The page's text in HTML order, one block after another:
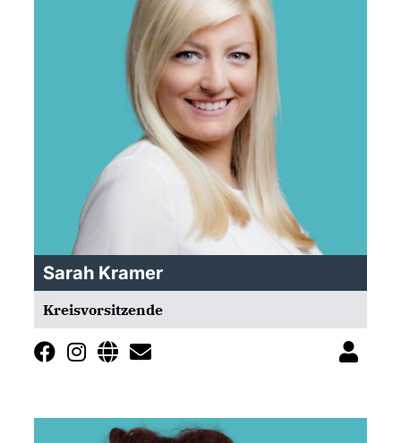
Sarah Kramer
Kreisvorsitzende